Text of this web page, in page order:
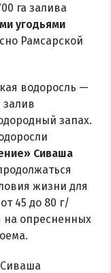
га залива
угодьями
Рамсарской
водоросль —
залив
запах.
Сиваша
жизни для
45 до 80 г/
на опресненных